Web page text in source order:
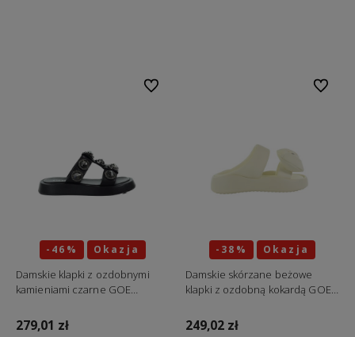
-46% Okazja
Damskie klapki z ozdobnymi
kamieniami czarne GOE
279,01 zł
Do ulubionych
-38% Okazja
Damskie skórzane beżowe
klapki z ozdobną kokardą GOE
249,02 zł
Do